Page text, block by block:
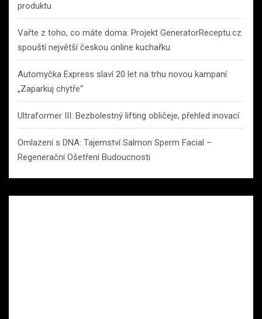
produktu
Vařte z toho, co máte doma: Projekt GeneratorReceptu.cz
spouští největší českou online kuchařku
Automyčka Express slaví 20 let na trhu novou kampaní
„Zaparkuj chytře“
Ultraformer III: Bezbolestný lifting obličeje, přehled inovací
Omlazení s DNA: Tajemství Salmon Sperm Facial –
Regenerační Ošetření Budoucnosti